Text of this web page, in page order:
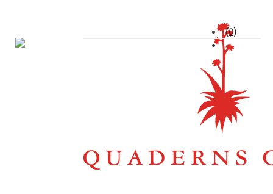
(0)